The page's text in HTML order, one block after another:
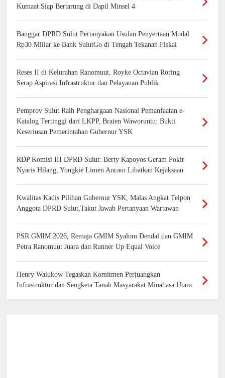
Kumaat Siap Bertarung di Dapil Minsel 4
Banggar DPRD Sulut Pertanyakan Usulan Penyertaan Modal
Rp30 Miliar ke Bank SulutGo di Tengah Tekanan Fiskal
Reses II di Kelurahan Ranomuut, Royke Octavian Roring
Serap Aspirasi Infrastruktur dan Pelayanan Publik
Pemprov Sulut Raih Penghargaan Nasional Pemanfaatan e-
Katalog Tertinggi dari LKPP, Braien Waworuntu: Bukti
Keseriusan Pemerintahan Gubernur YSK
RDP Komisi III DPRD Sulut: Berty Kapoyos Geram Pokir
Nyaris Hilang, Yongkie Limen Ancam Libatkan Kejaksaan
Kwalitas Kadis Pilihan Gubernur YSK, Malas Angkat Telpon
Anggota DPRD Sulut,Takut Jawab Pertanyaan Wartawan
PSR GMIM 2026, Remaja GMIM Syalom Dendal dan GMIM
Petra Ranomuut Juara dan Runner Up Equal Voice
Henry Walukow Tegaskan Komitmen Perjuangkan
Infrastruktur dan Sengketa Tanah Masyarakat Minahasa Utara